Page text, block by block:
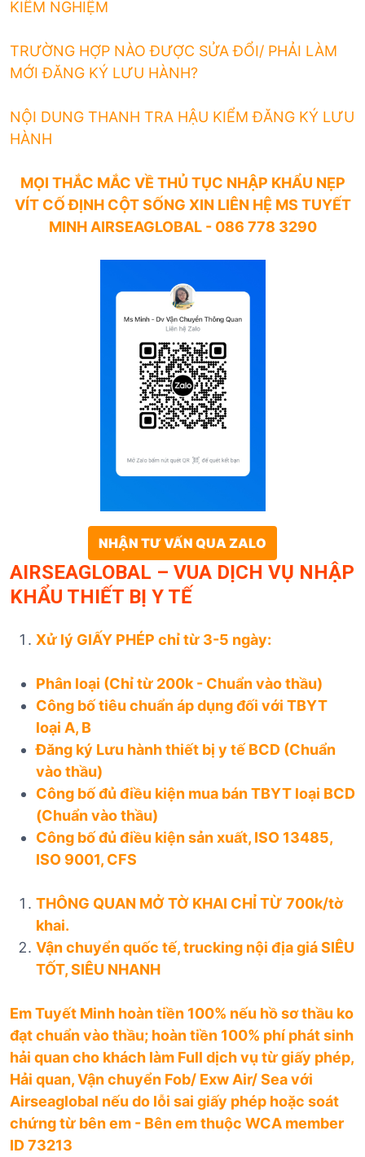
KIỂM NGHIỆM
TRƯỜNG HỢP NÀO ĐƯỢC SỬA ĐỔI/ PHẢI LÀM
MỚI ĐĂNG KÝ LƯU HÀNH?
NỘI DUNG THANH TRA HẬU KIỂM ĐĂNG KÝ LƯU
HÀNH
MỌI THẮC MẮC VỀ THỦ TỤC NHẬP KHẨU NẸP
VÍT CỐ ĐỊNH CỘT SỐNG XIN LIÊN HỆ MS TUYẾT
MINH AIRSEAGLOBAL - 086 778 3290
NHẬN TƯ VẤN QUA ZALO
AIRSEAGLOBAL – VUA DỊCH VỤ NHẬP
KHẨU THIẾT BỊ Y TẾ
Xử lý GIẤY PHÉP chỉ từ 3-5 ngày:
Phân loại (Chỉ từ 200k - Chuẩn vào thầu)
Công bố tiêu chuẩn áp dụng đối với TBYT
loại A, B
Đăng ký Lưu hành thiết bị y tế BCD (Chuẩn
vào thầu)
Công bố đủ điều kiện mua bán TBYT loại BCD
(Chuẩn vào thầu)
Công bố đủ điều kiện sản xuất, ISO 13485,
ISO 9001, CFS
THÔNG QUAN MỞ TỜ KHAI CHỈ TỪ 700k/tờ
khai.
Vận chuyển quốc tế, trucking nội địa giá SIÊU
TỐT, SIÊU NHANH
Em Tuyết Minh hoàn tiền 100% nếu hồ sơ thầu ko
đạt chuẩn vào thầu; hoàn tiền 100% phí phát sinh
hải quan cho khách làm Full dịch vụ từ giấy phép,
Hải quan, Vận chuyển Fob/ Exw Air/ Sea với
Airseaglobal nếu do lỗi sai giấy phép hoặc soát
chứng từ bên em - Bên em thuộc WCA member
ID 73213